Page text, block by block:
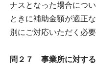
ナスとなった場合につ
ときに補助金額が適正
別にご対応いただく必要
問２７ 事業所に対す